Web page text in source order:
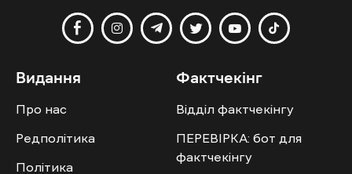
Видання
Про нас
Редполітика
Політика
Фактчекінг
Відділ фактчекінгу
ПЕРЕВІРКА: бот для
фактчекінгу